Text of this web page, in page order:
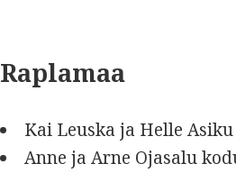
Raplamaa
Kai Leuska ja Helle
Anne ja Arne Ojasalu